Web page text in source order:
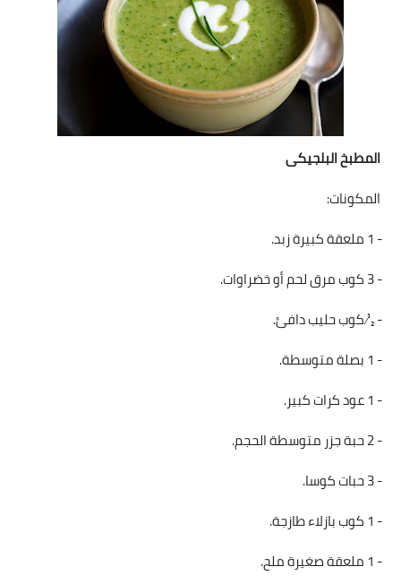
شوربات
سلطات
ساندويشات
مخبوزات
المطبخ البلجيكى
المكونات:
- 1 ملعقة كبيرة زبد.
- 3 كوب مرق لحم أو خضراوات.
- ½ كوب حليب دافئ.
- 1 بصلة متوسطة.
- 1 عود كرات كبير.
- 2 حبة جزر متوسطة الحجم.
- 3 حبات كوسا.
- 1 كوب بازلاء طازجة.
- 1 ملعقة صغيرة ملح.